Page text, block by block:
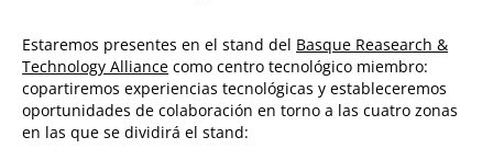
Estaremos presentes en el stand del Basque Reasearch &
Technology Alliance como centro tecnológico miembro:
copartiremos experiencias tecnológicas y estableceremos
oportunidades de colaboración en torno a las cuatro zonas
en las que se dividirá el stand: